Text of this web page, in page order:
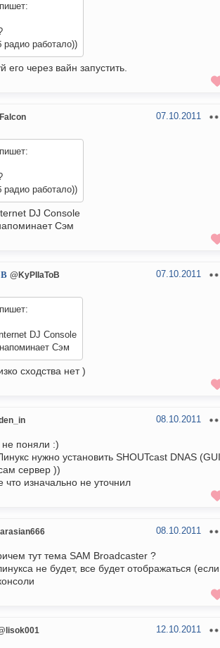
пишет:
радио работало))
его через вайн запустить.
07.10.2011
пишет:
радио работало))
DJ Console
Сэм
@KyPIIaToB 07.10.2011
пишет:
DJ Console
Сэм
сходства нет )
08.10.2011
поняли :)
нужно установить SHOUTcast DNAS
сервер ))
что изначально не уточнил
08.10.2011
тут тема SAM Broadcaster ?
не будет, все будет отображаться (если
12.10.2011